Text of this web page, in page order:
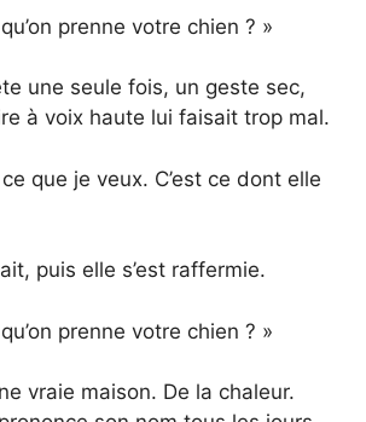
prenne votre chien ? »
une seule fois, un geste sec,
à voix haute lui faisait trop mal.
ce que je veux. C’est ce dont elle
puis elle s’est raffermie.
prenne votre chien ? »
vraie maison. De la chaleur.